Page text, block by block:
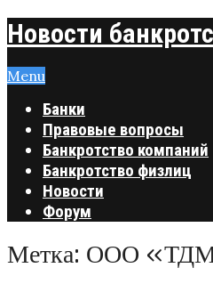
Новости
Menu
Банки
Правовые вопросы
Банкротство компаний
Банкротство физлиц
Новости
Форум
Метка: ООО